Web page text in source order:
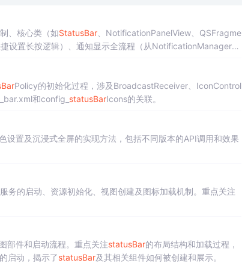
、核心类（如StatusBar、NotificationPanelView、QSFragme
设置长按逻辑）、通知显示全流程（从NotificationManager到
Policy的初始化过程，涉及BroadcastReceiver、IconControl
和config_ statusBarIcons的关联。
置及沉浸式全屏的实现方法，包括不同版本的API调用和效果
服务的启动、资源初始化、视图创建及图标加载机制。重点关注
部件和启动流程。重点关注statusBar的布局结构和加载过程，
启动，揭示了statusBar及其相关组件如何被创建和展示。